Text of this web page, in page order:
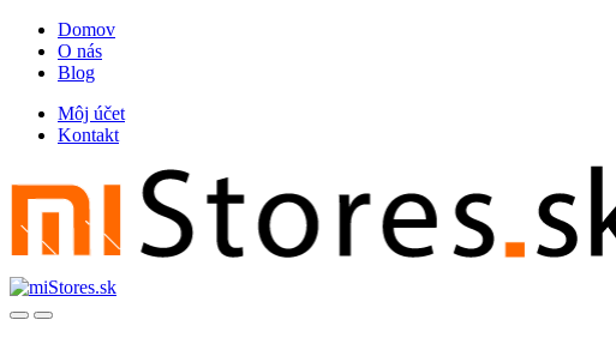
Skip
navigation
Skip
content
Domov
O nás
Blog
Môj účet
Kontakt
OpenClose